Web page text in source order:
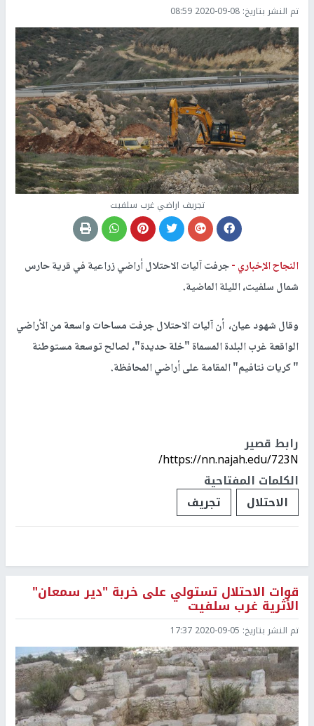
تم النشر بتاريخ: 2020-09-08 08:59
تجريف اراضي غرب سلفيت
النجاح الإخباري -جرفت آليات الاحتلال أراضي زراعية في قرية حارس
شمال سلفيت، الليلة الماضية.
وقال شهود عيان، أن آليات الاحتلال جرفت مساحات واسعة من الأراضي
الواقعة غرب البلدة المسماة "خلة حديدة"، لصالح توسعة مستوطنة
" كريات نتافيم" المقامة على أراضي المحافظة.
رابط قصير
https://nn.najah.edu/723N/
الكلمات المفتاحية
الاحتلال
تجريف
قوات الاحتلال تستولي على خربة "دير سمعان"
الأثرية غرب سلفيت
تم النشر بتاريخ: 2020-09-05 17:37